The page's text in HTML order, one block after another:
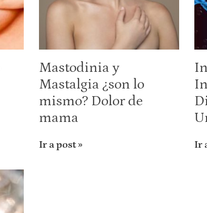
Mastodinia y
Mastalgia ¿son lo
mismo? Dolor de
mama
Ir a post » Ir